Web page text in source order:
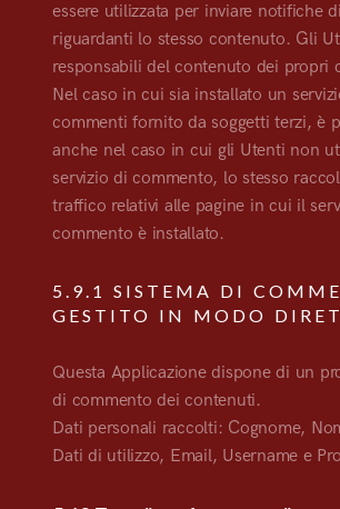
essere utilizzata per inviare notifiche
riguardanti lo stesso contenuto. Gli
responsabili del contenuto dei propri
Nel caso in cui sia installato un
commenti fornito da soggetti terzi, è
anche nel caso in cui gli Utenti non
servizio di commento, lo stesso
traffico relativi alle pagine in cui il
commento è installato.
5.9.1 SISTEMA DI
GESTITO IN MODO
Questa Applicazione dispone di un
di commento dei contenuti.
Dati personali raccolti: Cognome,
Dati di utilizzo, Email, Username e